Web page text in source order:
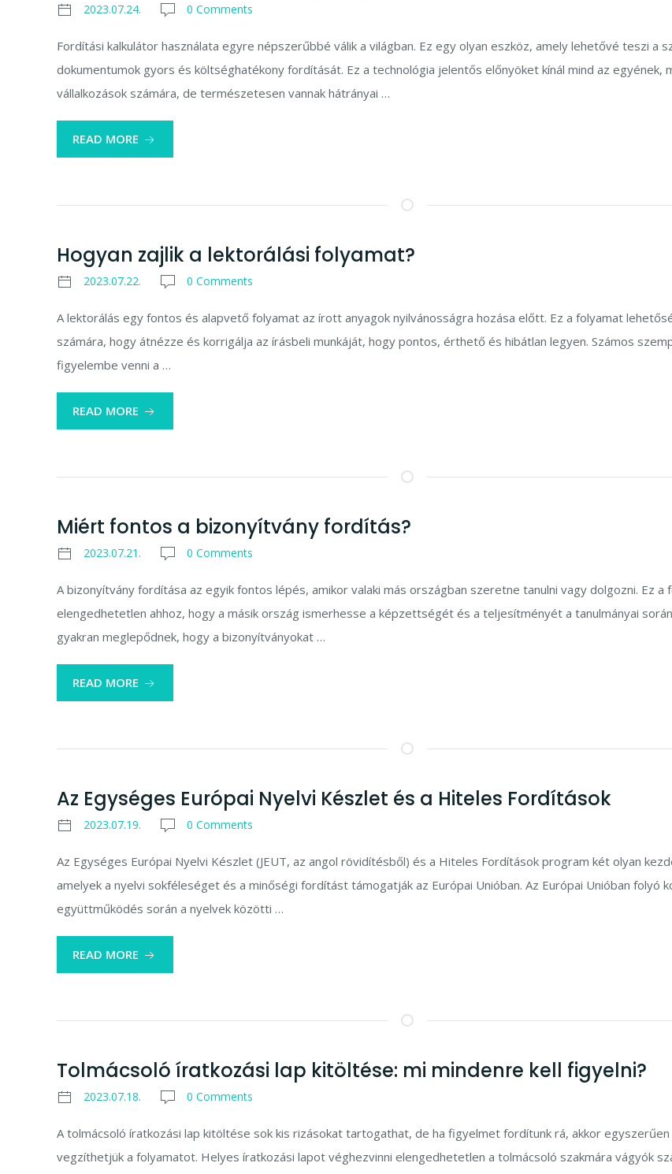
2023.07.24. 0 Comments
Fordítási kalkulátor használata egyre népszerűbbé válik a világban. Ez egy olyan eszköz, amely lehetővé teszi a
dokumentumok gyors és költséghatékony fordítását. Ez a technológia jelentős előnyöket kínál mind az egyének,
vállalkozások számára, de természetesen vannak hátrányai …
READ MORE
Hogyan zajlik a lektorálási folyamat?
2023.07.22. 0 Comments
A lektorálás egy fontos és alapvető folyamat az írott anyagok nyilvánosságra hozása előtt. Ez a folyamat
számára, hogy átnézze és korrigálja az írásbeli munkáját, hogy pontos, érthető és hibátlan legyen. Számos
figyelembe venni a …
READ MORE
Miért fontos a bizonyítvány fordítás?
2023.07.21. 0 Comments
A bizonyítvány fordítása az egyik fontos lépés, amikor valaki más országban szeretne tanulni vagy dolgozni. Ez a
elengedhetetlen ahhoz, hogy a másik ország ismerhesse a képzettségét és a teljesítményét a tanulmányai
gyakran meglepődnek, hogy a bizonyítványokat …
READ MORE
Az Egységes Európai Nyelvi Készlet és a Hiteles Fordítások
2023.07.19. 0 Comments
Az Egységes Európai Nyelvi Készlet (JEUT, az angol rövidítésből) és a Hiteles Fordítások program két olyan
amelyek a nyelvi sokféleséget és a minőségi fordítást támogatják az Európai Unióban. Az Európai Unióban folyó
együttműködés során a nyelvek közötti …
READ MORE
Tolmácsoló íratkozási lap kitöltése: mi mindenre kell figyelni?
2023.07.18. 0 Comments
A tolmácsoló íratkozási lap kitöltése sok kis rizásokat tartogathat, de ha figyelmet fordítunk rá, akkor
vegzíthetjük a folyamatot. Helyes íratkozási lapot véghezvinni elengedhetetlen a tolmácsoló szakmára vágyók